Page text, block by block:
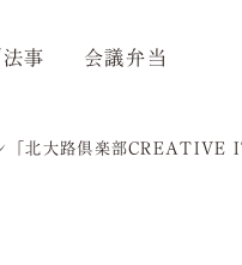
事 会議弁当
「北大路倶楽部